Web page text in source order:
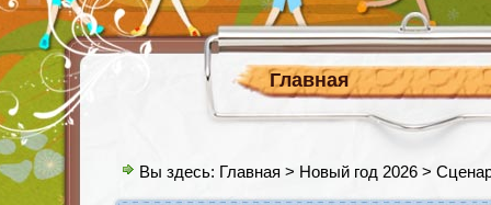
Главная
Вы здесь: Главная > Новый год 2026 >